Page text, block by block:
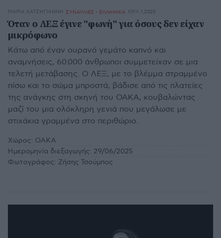
ΜΑΡΊΑ ΧΑΤΖΗΓΙΆΝΝΗ ΣΥΝΑΥΛΙΕΣ - ΕΛΛΗΝΙΚΑ ΙΟΥΛ 1,2025
Όταν ο ΛΕΞ έγινε "φωνή" για όσους δεν είχαν
μικρόφωνο
Κάτω από έναν ουρανό γεμάτο καπνό και
αναμνήσεις, 60.000 άνθρωποι συμμετείχαν σε μια
τελετή μετάβασης. Ο ΛΕΞ, με το βλέμμα στραμμένο
πίσω και το σώμα μπροστά, βάδισε από τις πλατείες
της ανάγκης στη σκηνή του ΟΑΚΑ, κουβαλώντας
μαζί του μια ολόκληρη γενιά που μεγάλωσε με
στιχάκια γραμμένα στο περιθώριο.
Χώρος: OAKA
Ημερομηνία διεξαγωγής: 29/06/2025
Φωτογράφος: Ζήσης Τσούμπος